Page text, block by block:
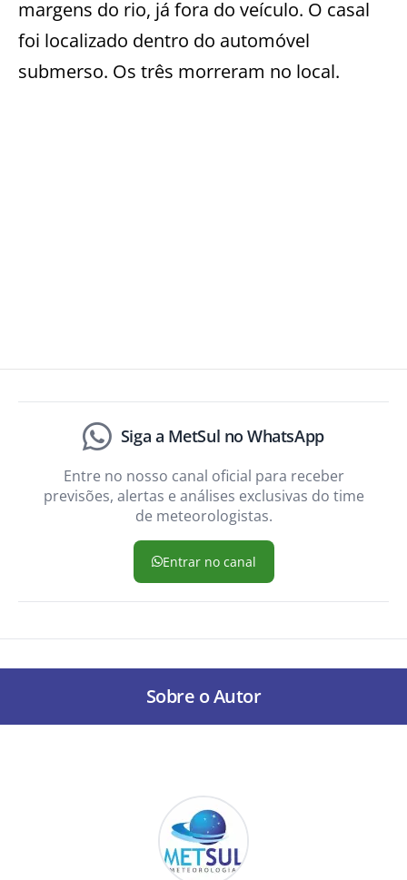
margens do rio, já fora do veículo. O casal
foi localizado dentro do automóvel
submerso. Os três morreram no local.
Siga a MetSul no WhatsApp
Entre no nosso canal oficial para receber
previsões, alertas e análises exclusivas do time
de meteorologistas.
Entrar no canal
Sobre o Autor